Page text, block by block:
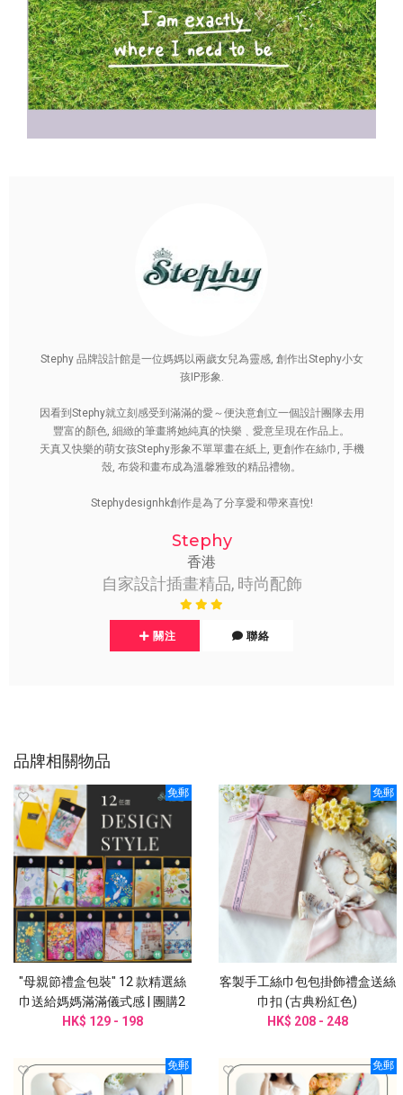
Stephy 品牌設計館是一位媽媽以兩歲女兒為靈感, 創作出Stephy小女
孩IP形象.
因看到Stephy就立刻感受到滿滿的愛～便決意創立一個設計團隊去用
豐富的顏色, 細緻的筆畫將她純真的快樂﹑愛意呈現在作品上。
天真又快樂的萌女孩Stephy形象不單單畫在紙上, 更創作在絲巾, 手機
殼, 布袋和畫布成為溫馨雅致的精品禮物。
Stephydesignhk創作是為了分享愛和帶來喜悅!
Stephy
香港
自家設計插畫精品, 時尚配飾
關注 聯絡
品牌相關物品
免郵
"母親節禮盒包裝" 12 款精選絲
巾送給媽媽滿滿儀式感 | 團購2
件起訂
HK$ 129 - 198
免郵
客製手工絲巾包包掛飾禮盒送絲
巾扣 (古典粉紅色)
HK$ 208 - 248
免郵 免郵